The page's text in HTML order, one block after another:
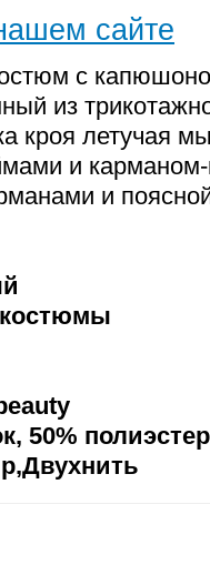
сайте
с
из
кроя летучая
и
и
50% полиэстер